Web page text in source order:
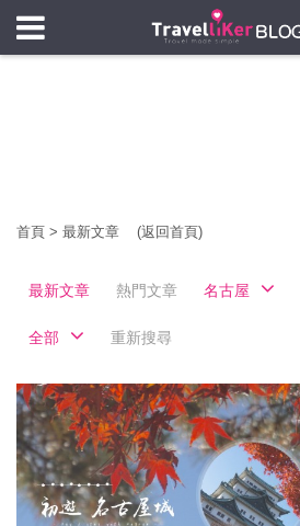
首頁 > 最新文章 (返回首頁)
最新文章 熱門文章 名古屋
全部 重新搜尋